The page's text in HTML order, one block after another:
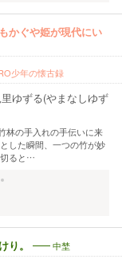
かぐや姫が現代にい
少年の懐古録
里ゆずる(やまなしゆず
林の手入れの手伝いに来
した瞬間、一つの竹が妙
切ると…
り。 中埜